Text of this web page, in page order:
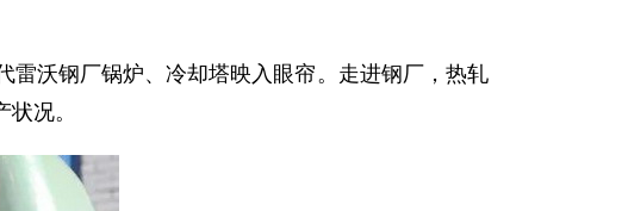
沃钢厂锅炉、冷却塔映入眼帘。走进钢厂，热轧
况。